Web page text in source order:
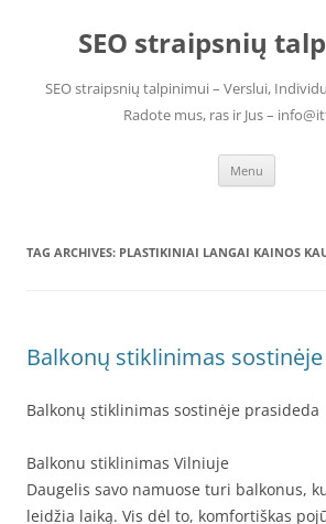
contentSEO straipsnių
SEO straipsnių talpinimui – Verslui,
Radote mus, ras ir Jus –
Menu
TAG ARCHIVES: PLASTIKINIAI LANGAI KAINOS
Balkonų stiklinimas
Balkonų stiklinimas sostinėje prasideda
Balkonu stiklinimas Vilniuje
Daugelis savo namuose turi balkonus,
leidžia laiką. Vis dėl to, komfortiškas